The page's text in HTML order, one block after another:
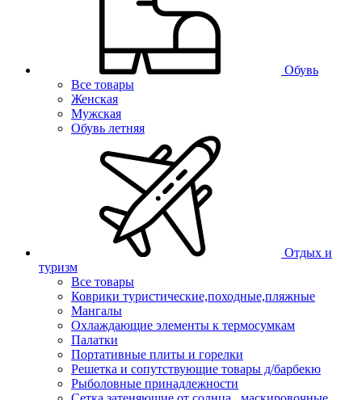
Обувь
Все товары
Женская
Мужская
Обувь летняя
Отдых и
туризм
Все товары
Коврики туристические,походные,пляжные
Мангалы
Охлаждающие элементы к термосумкам
Палатки
Портативные плиты и горелки
Решетка и сопутствующие товары д/барбекю
Рыболовные принадлежности